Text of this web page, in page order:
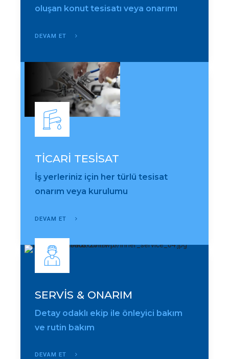
oluşan konut tesisatı veya onarımı
DEVAM ET
TİCARİ TESİSAT
İş yerleriniz için her türlü tesisat
onarım veya kurulumu
DEVAM ET
SERVİS & ONARIM
Detay odaklı ekip ile önleyici bakım
ve rutin bakım
DEVAM ET